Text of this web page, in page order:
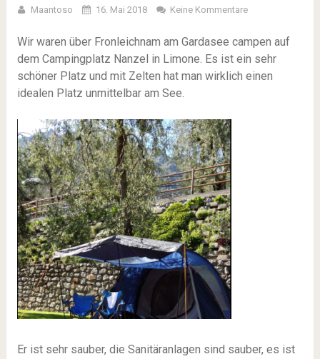
Maantoso 16. Mai 2018 Keine Kommentare
Wir waren über Fronleichnam am Gardasee campen auf
dem Campingplatz Nanzel in Limone. Es ist ein sehr
schöner Platz und mit Zelten hat man wirklich einen
idealen Platz unmittelbar am See.
Er ist sehr sauber, die Sanitäranlagen sind sauber, es ist